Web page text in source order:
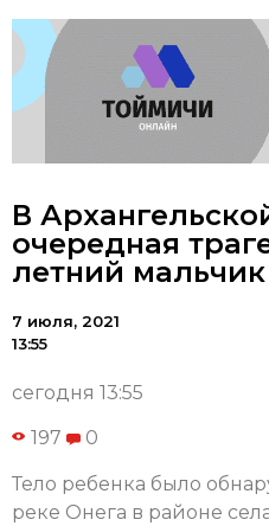
В
очередная
летний мальчик
7 июля, 2021
13:55
сегодня 13:55
197 0
Тело ребенка было
реке Онега в районе